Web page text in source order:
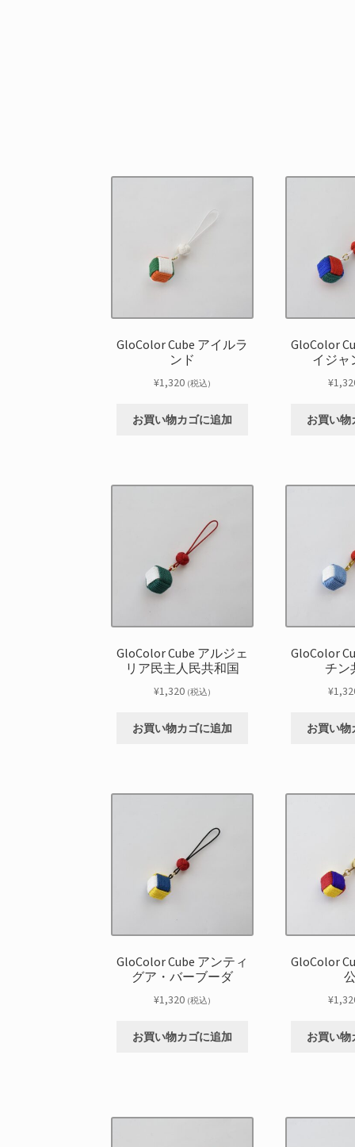
GloColor Cube アイルラ
ンド
¥1,320 (税込)
お買い物カゴに追加
GloColor
イジャ
¥
お買い物
GloColor Cube アルジェ
リア民主人民共和国
¥1,320 (税込)
お買い物カゴに追加
GloColor
チン
¥
お買い物
GloColor Cube アンティ
グア・バーブーダ
¥1,320 (税込)
お買い物カゴに追加
GloColor
¥
お買い物